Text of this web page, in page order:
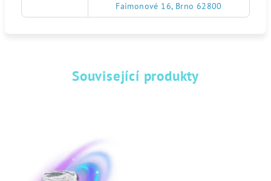
Faimonové 16, Brno 62800
Související produkty